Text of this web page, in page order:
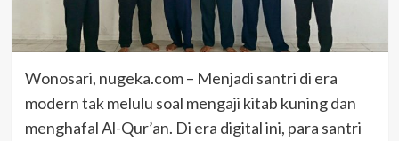
Wonosari, nugeka.com – Menjadi santri di era
modern tak melulu soal mengaji kitab kuning dan
menghafal Al-Qur’an. Di era digital ini, para santri